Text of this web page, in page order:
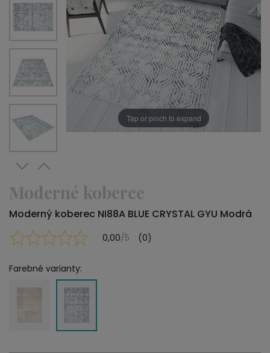
Tap or pinch to expand
Moderné koberce
Moderný koberec NI88A BLUE CRYSTAL GYU Modrá
0,00/5 (0)
Farebné varianty: